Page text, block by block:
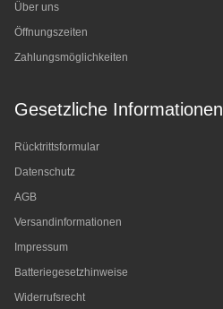
Über uns
Öffnungszeiten
Zahlungsmöglichkeiten
Gesetzliche Informationen
Rücktrittsformular
Datenschutz
AGB
Versandinformationen
Impressum
Batteriegesetzhinweise
Widerrufsrecht